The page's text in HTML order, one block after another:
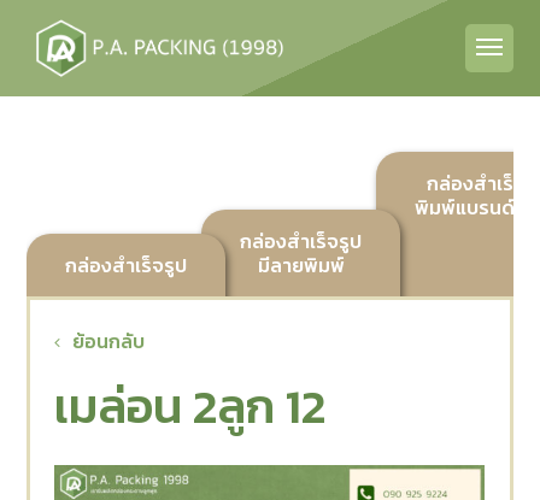
กล่องสำเร็จรูป
กล่องสำเร็จรูป
มีลายพิมพ์
กล่องสำเร็จ
พิมพ์แบรนด์ลู
ย้อนกลับ
เมล่อน 2ลูก 12